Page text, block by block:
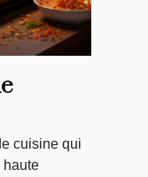
cuisine qui
haute